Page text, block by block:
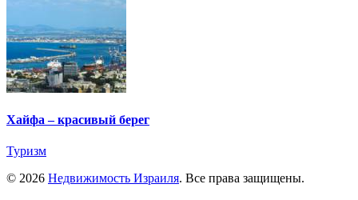
Хайфа – красивый берег
Туризм
© 2026 Недвижимость Израиля. Все права защищены.